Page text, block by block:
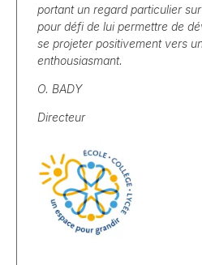
portant un regard particulier
pour défi de lui permettre de
se projeter positivement vers
enthousiasmant.
O. BADY
Directeur